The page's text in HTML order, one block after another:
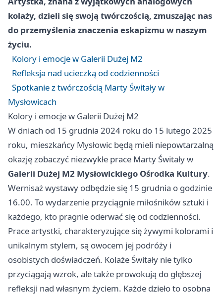
kolaży, dzieli się swoją twórczością, zmuszając nas
do przemyślenia znaczenia eskapizmu w naszym
życiu.
Kolory i emocje w Galerii Dużej M2
Refleksja nad ucieczką od codzienności
Spotkanie z twórczością Marty Świtały w
Mysłowicach
Kolory i emocje w Galerii Dużej M2
W dniach od 15 grudnia 2024 roku do 15 lutego 2025
roku, mieszkańcy Mysłowic będą mieli niepowtarzalną
okazję zobaczyć niezwykłe prace Marty Świtały w
Galerii Dużej M2 Mysłowickiego Ośrodka Kultury.
Wernisaż wystawy odbędzie się 15 grudnia o godzinie
16.00. To wydarzenie przyciągnie miłośników sztuki i
każdego, kto pragnie oderwać się od codzienności.
Prace artystki, charakteryzujące się żywymi kolorami i
unikalnym stylem, są owocem jej podróży i
osobistych doświadczeń. Kolaże Świtały nie tylko
przyciągają wzrok, ale także prowokują do głębszej
refleksji nad własnym życiem. Każde dzieło to osobna